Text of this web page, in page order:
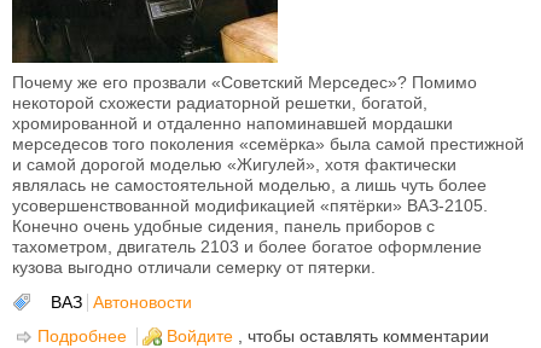
Почему же его прозвали «Советский Мерседес»? Помимо
некоторой схожести радиаторной решетки, богатой,
хромированной и отдаленно напоминавшей мордашки
мерседесов того поколения «семёрка» была самой престижной
и самой дорогой моделью «Жигулей», хотя фактически
являлась не самостоятельной моделью, а лишь чуть более
усовершенствованной модификацией «пятёрки» ВАЗ-2105.
Конечно очень удобные сидения, панель приборов с
тахометром, двигатель 2103 и более богатое оформление
кузова выгодно отличали семерку от пятерки.
ВАЗ
Автоновости
Подробнее о Этот День в истории - 11 марта 1982 года с
Войдите , чтобы оставлять комментарии